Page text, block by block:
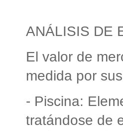
ANÁLISIS DE
El valor de
medida por
- Piscina:
tratándose de